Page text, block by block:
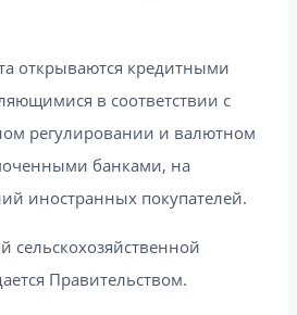
открываются кредитными
в соответствии с
регулировании и валютном
банками, на
иностранных покупателей.
сельскохозяйственной
Правительством.